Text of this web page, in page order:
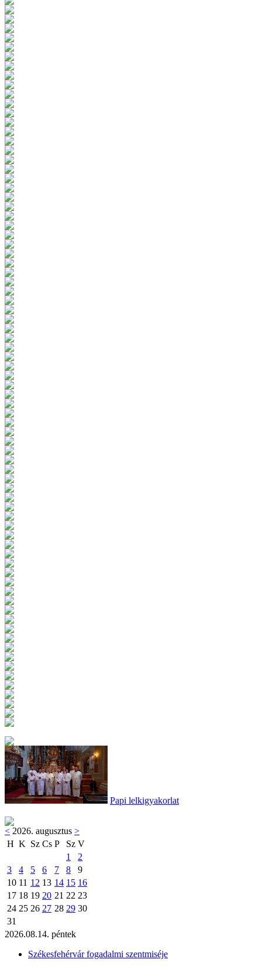
Papi lelkigyakorlat
< 2026. augusztus >
H K Sz Cs P Sz V
1
2
3
4 5 6 7 8
9
10 11 12 13 14 15 16
17 18 19 20 21 22 23
24 25 26 27 28 29 30
31
2026.08.14. péntek
Székesfehérvár fogadalmi szentmiséje